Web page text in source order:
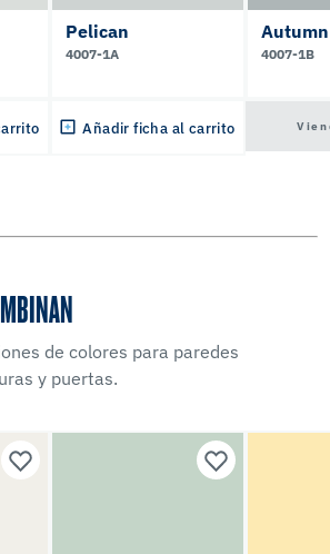
Pelican
4007-1A
Añadir ficha al carrito
Autumn
4007-1B
de colores para paredes
y puertas.